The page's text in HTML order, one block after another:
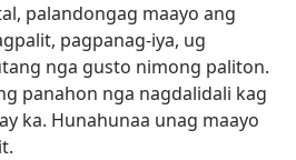
palandongag maayo ang
pagpanag-iya, ug
nga gusto nimong paliton.
panahon nga nagdalidali kag
ka. Hunahunaa unag maayo